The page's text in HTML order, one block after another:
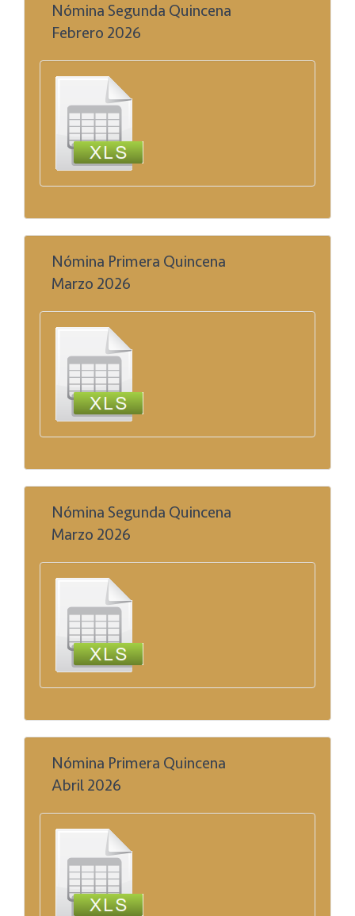
Nómina Segunda Quincena
Febrero 2026
Nómina Primera Quincena
Marzo 2026
Nómina Segunda Quincena
Marzo 2026
Nómina Primera Quincena
Abril 2026